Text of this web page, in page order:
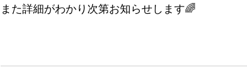
また詳細がわかり次第お知らせします🌈